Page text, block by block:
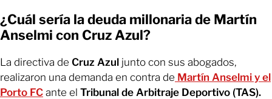
¿Cuál sería la deuda millonaria de Martín
Anselmi con Cruz Azul?
La directiva de Cruz Azul junto con sus abogados,
realizaron una demanda en contra de Martín Anselmi y el
Porto FC ante el Tribunal de Arbitraje Deportivo (TAS).